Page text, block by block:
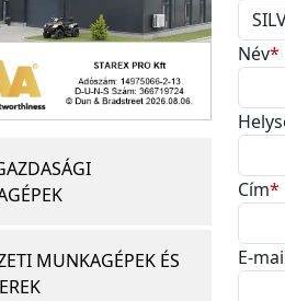
MUNKAGÉPEK ÉS
Név*
Cím*
E-